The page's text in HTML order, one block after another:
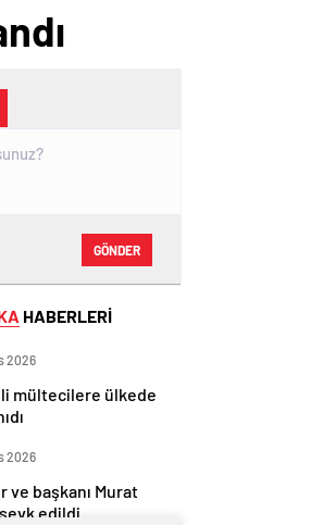
GÖNDER
HABERLERİ
2026
mültecilere ülkede
2026
ve başkanı Murat
sevk edildi